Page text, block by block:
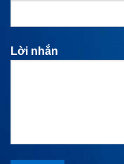
Lời nhắn